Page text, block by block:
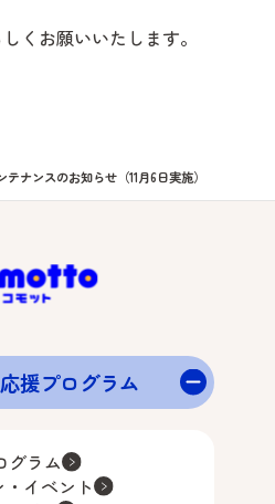
くお願いいたします。
テナンスのお知らせ（11月6日実施）
援プログラム
グラム
イベント